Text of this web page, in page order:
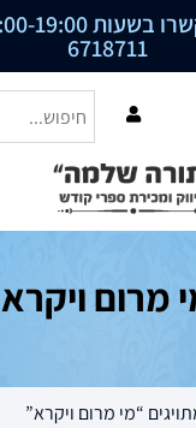
19:00 לטלפון
6718711
מרום ויקרא
“מי מרום ויקרא”